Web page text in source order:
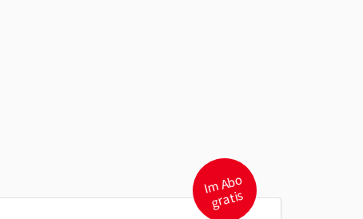
I
m
A
b
o
gr
atis